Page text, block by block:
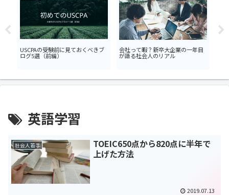
USCPAの受験前に見ておくべきブ
ログ5選（前編）
会社って暇？新卒大企業の一年目
が語る社会人のリアル
英語学習
社会人若手
TOEIC650点から820点に半年で
上げた方法
2019.07.13